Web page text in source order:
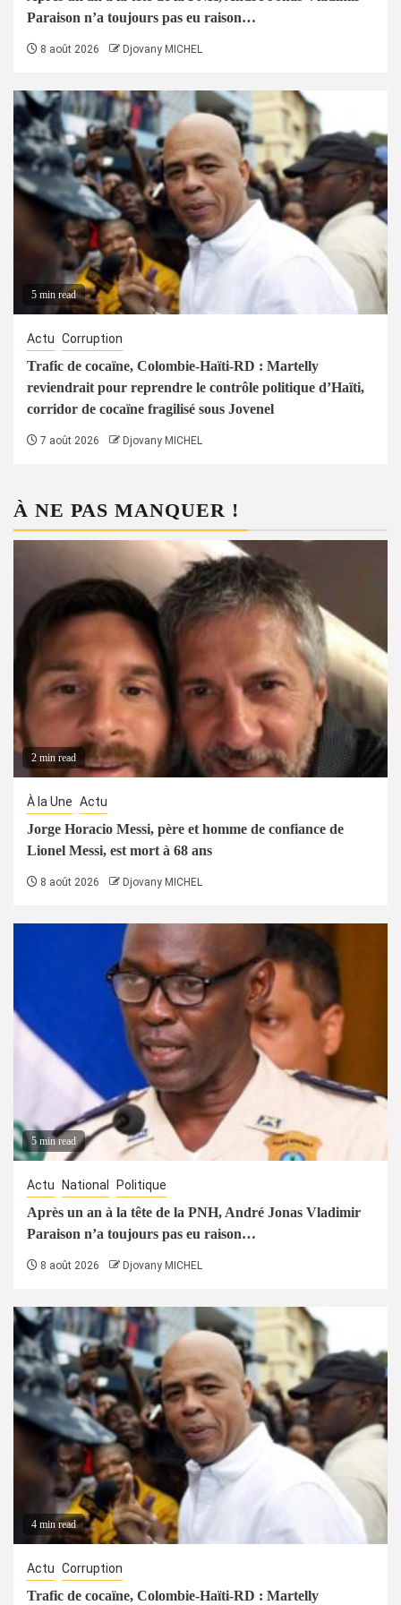
Paraison n’a toujours pas eu raison…
8 août 2026 Djovany MICHEL
5 min read
Actu Corruption
Trafic de cocaïne, Colombie-Haïti-RD : Martelly
reviendrait pour reprendre le contrôle politique d’Haïti,
corridor de cocaïne fragilisé sous Jovenel
7 août 2026 Djovany MICHEL
À NE PAS MANQUER !
2 min read
À la Une Actu
Jorge Horacio Messi, père et homme de confiance de
Lionel Messi, est mort à 68 ans
8 août 2026 Djovany MICHEL
5 min read
Actu National Politique
Après un an à la tête de la PNH, André Jonas Vladimir
Paraison n’a toujours pas eu raison…
8 août 2026 Djovany MICHEL
4 min read
Actu Corruption
Trafic de cocaïne, Colombie-Haïti-RD : Martelly